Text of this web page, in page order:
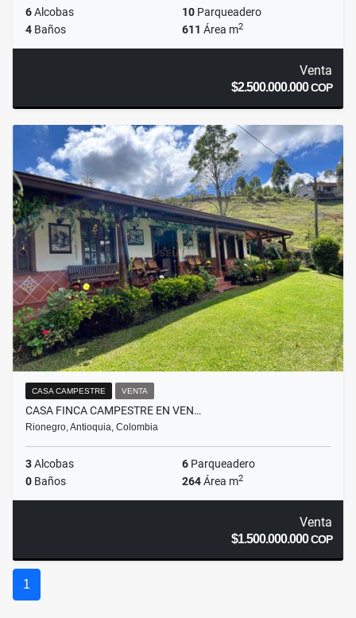
6Alcobas 10 Parqueadero
4 Baños 611 Área m2
Venta
$2.500.000.000COP
CASA CAMPESTRE VENTA
CASA FINCA CAMPESTRE EN VEN…
Rionegro, Antioquia, Colombia
3Alcobas 6 Parqueadero
0 Baños 264Área m2
Venta
$1.500.000.000COP
1